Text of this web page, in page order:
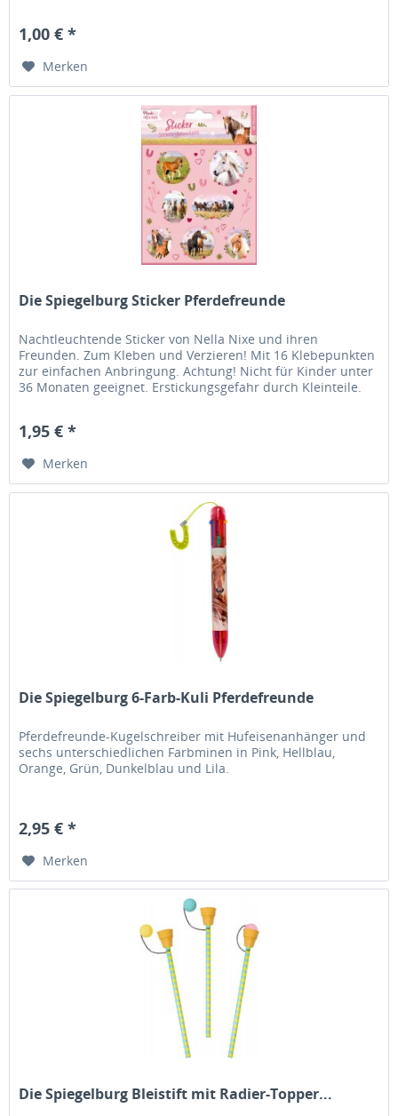
1,00 € *
Merken
Die Spiegelburg Sticker Pferdefreunde
Nachtleuchtende Sticker von Nella Nixe und ihren
Freunden. Zum Kleben und Verzieren! Mit 16 Klebepunkten
zur einfachen Anbringung. Achtung! Nicht für Kinder unter
36 Monaten geeignet. Erstickungsgefahr durch Kleinteile.
1,95 € *
Merken
Die Spiegelburg 6-Farb-Kuli Pferdefreunde
Pferdefreunde-Kugelschreiber mit Hufeisenanhänger und
sechs unterschiedlichen Farbminen in Pink, Hellblau,
Orange, Grün, Dunkelblau und Lila.
2,95 € *
Merken
Die Spiegelburg Bleistift mit Radier-Topper...